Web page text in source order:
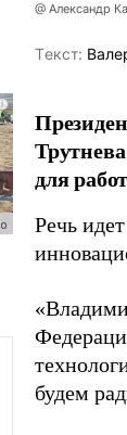
@ Александр
Tекст:
для
Речь
будем